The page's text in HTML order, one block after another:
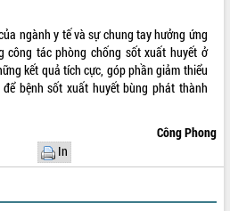
ngành y tế và sự chung tay hưởng ứng
công tác phòng chống sốt xuất huyết ở
kết quả tích cực, góp phần giảm thiểu
bệnh sốt xuất huyết bùng phát thành
Công Phong
In